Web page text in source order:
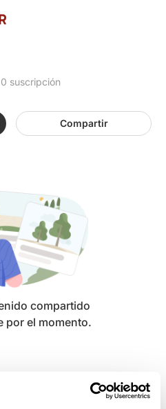
0 suscripción
Compartir
compartido
por el momento.